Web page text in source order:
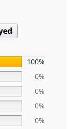
100%
0%
0%
0%
0%